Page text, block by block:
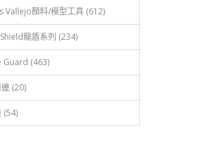
Vallejo顏料/模型工具 (612)
龍盾系列 (234)
Guard (463)
(20)
(54)